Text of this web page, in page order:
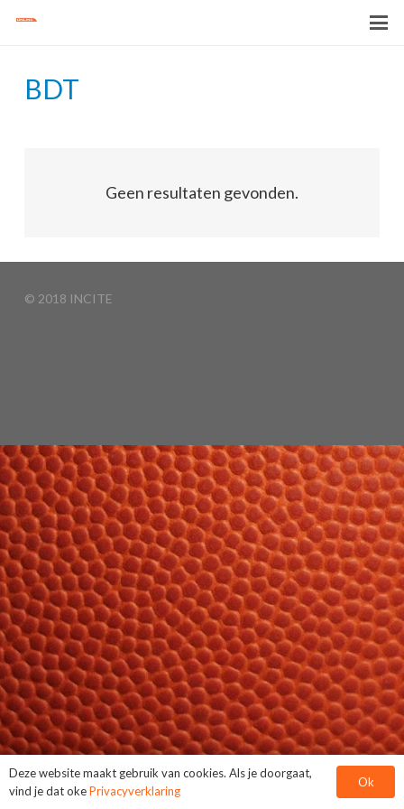
BDT
Geen resultaten gevonden.
© 2018 INCITE
Deze website maakt gebruik van cookies. Als je doorgaat,
vind je dat okePrivacyverklaring
Ok